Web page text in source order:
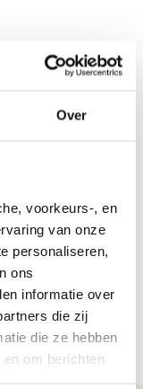
Over
voorkeurs-, en
van onze
personaliseren,
ons
informatie over
die zij
die ze hebben
om berichten
na
Wereld Natuur